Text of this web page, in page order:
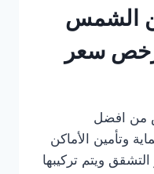
الشمس
سعر
من افضل
وتأمين الأماكن
ويتم تركيبها